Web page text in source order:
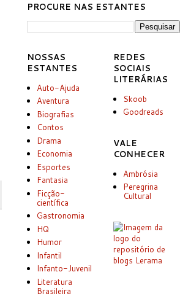
PROCURE NAS ESTANTES
NOSSAS
ESTANTES
Auto-Ajuda
Aventura
Biografias
Contos
Drama
Economia
Esportes
Fantasia
Ficção-
científica
Gastronomia
HQ
Humor
Infantil
Infanto-Juvenil
Literatura
Brasileira
REDES
SOCIAIS
LITERÁRIAS
Skoob
Goodreads
VALE
CONHECER
Ambrósia
Peregrina
Cultural